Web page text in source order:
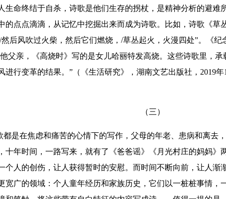
命终结于自杀，诗歌是他们生存的拐杖，是精神分析的避
点点滴滴，从记忆中挖掘出来而成为诗歌。比如，诗歌《
风吹过火柴，然后它们燃烧，/草丛起火，火漫四处”。《纪
父亲，《高烧时》写的是女儿哈丽特发高烧。这些诗歌里，
行变革的结果。”（《生活研究》，湖南文艺出版社，2019
（三）
在焦虑和痛苦的心情下的写作，父母的年老、患病和离去
年时间，一路写来，就有了《爸爸谣》《月光村庄的妈妈
个人的创伤，让人获得暂时的安慰。而时间不断向前，让人
广的领域：个人童年经历和家族历史，它们以一桩桩事情